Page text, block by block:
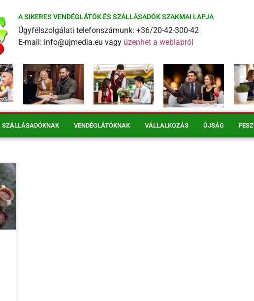
A SIKERES VENDÉGLÁTÓK ÉS SZÁLLÁSADÓK SZAKMAI LAPJA
Ügyfélszolgálati telefonszámunk: +36/20-42-300-42
E-mail: info@ujmedia.eu vagy üzenhet a weblapról
SZÁLLÁSADÓKNAK VENDÉGLÁTÓKNAK VÁLLALKOZÁS ÚJSÁG